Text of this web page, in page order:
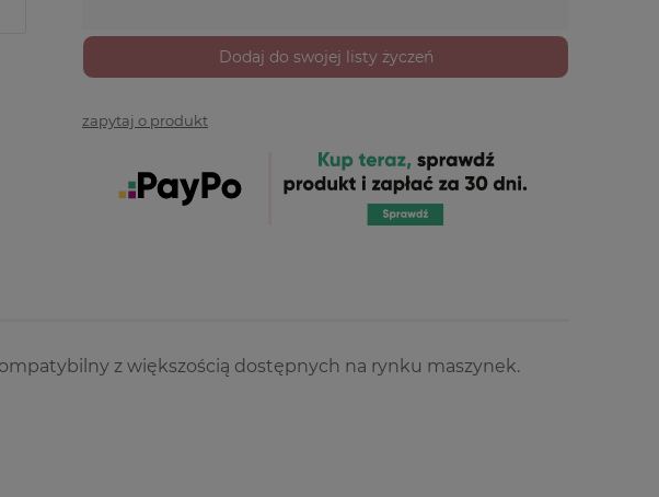
Dodaj do swojej listy życzeń
zapytaj o produkt
z większością dostępnych na rynku maszynek.